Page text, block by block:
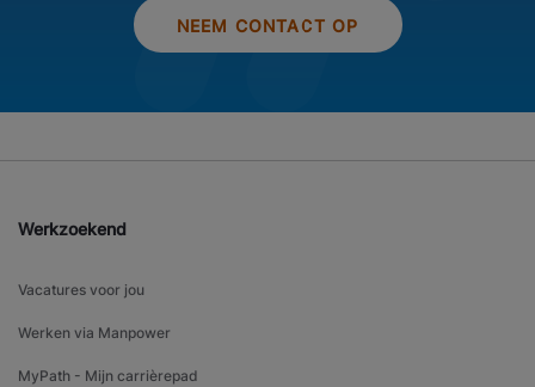
NEEM CONTACT OP
Werkzoekend
Vacatures voor jou
Werken via Manpower
MyPath - Mijn carrièrepad